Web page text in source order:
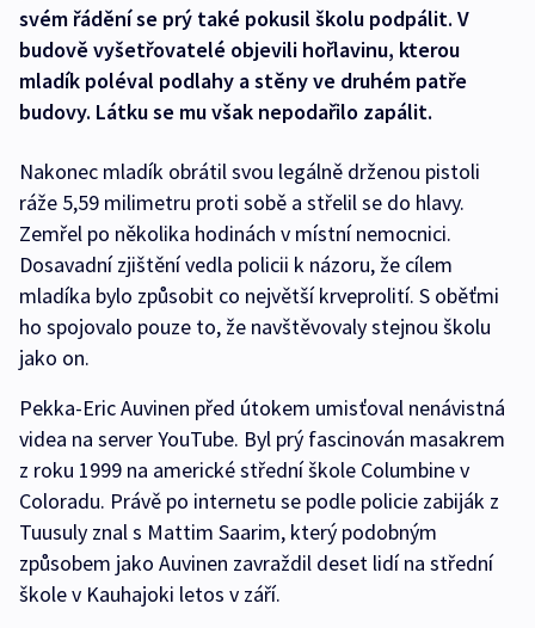
svém řádění se prý také pokusil školu podpálit. V
budově vyšetřovatelé objevili hořlavinu, kterou
mladík poléval podlahy a stěny ve druhém patře
budovy. Látku se mu však nepodařilo zapálit.
Nakonec mladík obrátil svou legálně drženou pistoli
ráže 5,59 milimetru proti sobě a střelil se do hlavy.
Zemřel po několika hodinách v místní nemocnici.
Dosavadní zjištění vedla policii k názoru, že cílem
mladíka bylo způsobit co největší krveprolití. S oběťmi
ho spojovalo pouze to, že navštěvovaly stejnou školu
jako on.
Pekka-Eric Auvinen před útokem umisťoval nenávistná
videa na server YouTube. Byl prý fascinován masakrem
z roku 1999 na americké střední škole Columbine v
Coloradu. Právě po internetu se podle policie zabiják z
Tuusuly znal s Mattim Saarim, který podobným
způsobem jako Auvinen zavraždil deset lidí na střední
škole v Kauhajoki letos v září.